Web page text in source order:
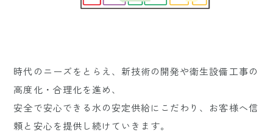
時代のニーズをとらえ、 新技術の開発や衛生設備工事の
高度化・合理化を進め、
安全で安心できる水の安定供給にこだわり、お客様へ信
頼と安心を提供し続けていきます。